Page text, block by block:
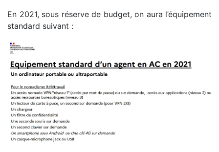
En 2021, sous réserve de budget, on aura l’équipement
standard suivant :